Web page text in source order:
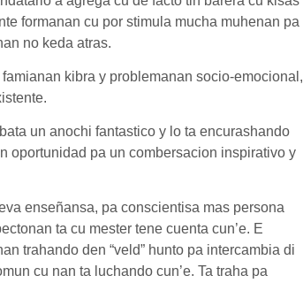
formanan cu por stimula mucha muhenan pa
no keda atras.
kibra y problemanan socio-emocional,
un anochi fantastico y lo ta encurashando
oportunidad pa un combersacion inspirativo y
enseñansa, pa conscientisa mas persona
ta cu mester tene cuenta cun’e. E
trahando den “veld” hunto pa intercambia di
cu nan ta luchando cun’e. Ta traha pa